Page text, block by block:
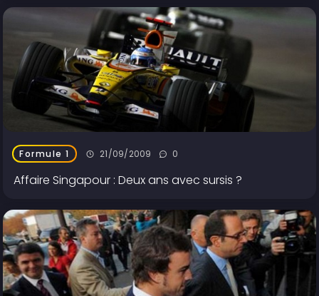
Formule 1 21/09/2009 0
Affaire Singapour : Deux ans avec sursis ?